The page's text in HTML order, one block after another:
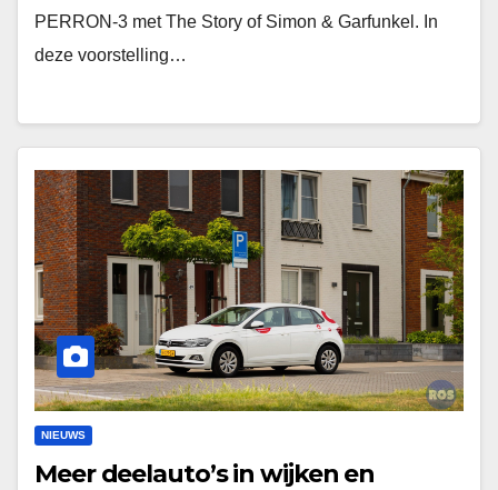
PERRON-3 met The Story of Simon & Garfunkel. In
deze voorstelling…
NIEUWS
Meer deelauto’s in wijken en